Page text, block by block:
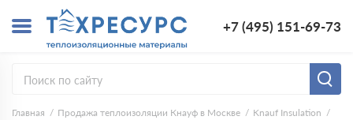
+7 (495) 151-69-73
Главная Продажа теплоизоляции Кнауф в Москве
Knauf Insulation